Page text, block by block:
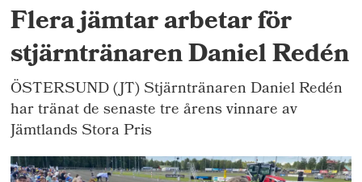
Flera jämtar arbetar för
stjärntränaren Daniel Redén
ÖSTERSUND (JT) Stjärntränaren Daniel Redén
har tränat de senaste tre årens vinnare av
Jämtlands Stora Pris